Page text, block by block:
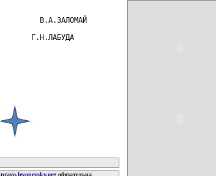
В.А.ЗАЛОМАЙ
Г.Н.ЛАБУДА
обязательна